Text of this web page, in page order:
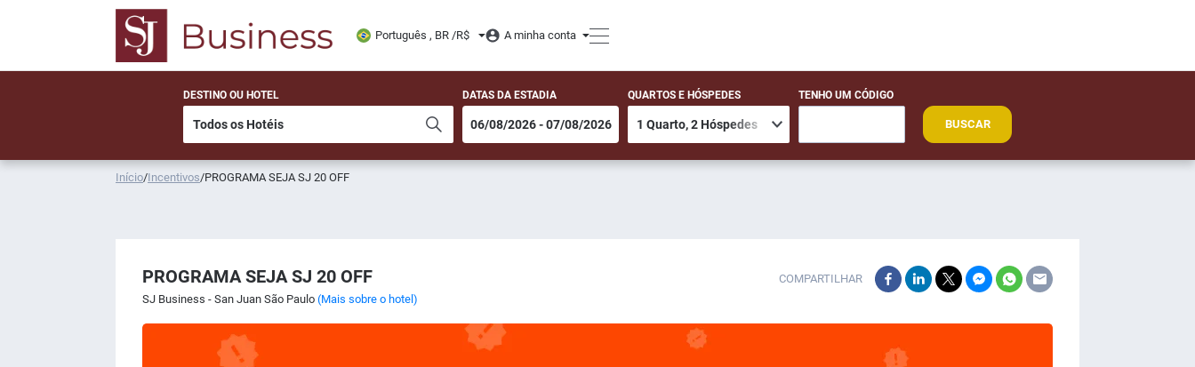
Português , BR /R$ A minha conta
DESTINO OU HOTEL DATAS DA ESTADIA QUARTOS E HÓSPEDES TENHO UM CÓDIGO
BUSCAR
Início/Incentivos/PROGRAMA SEJA SJ 20 OFF
PROGRAMA SEJA SJ 20 OFF
SJ Business - San Juan São Paulo (Mais sobre o hotel)
COMPARTILHAR